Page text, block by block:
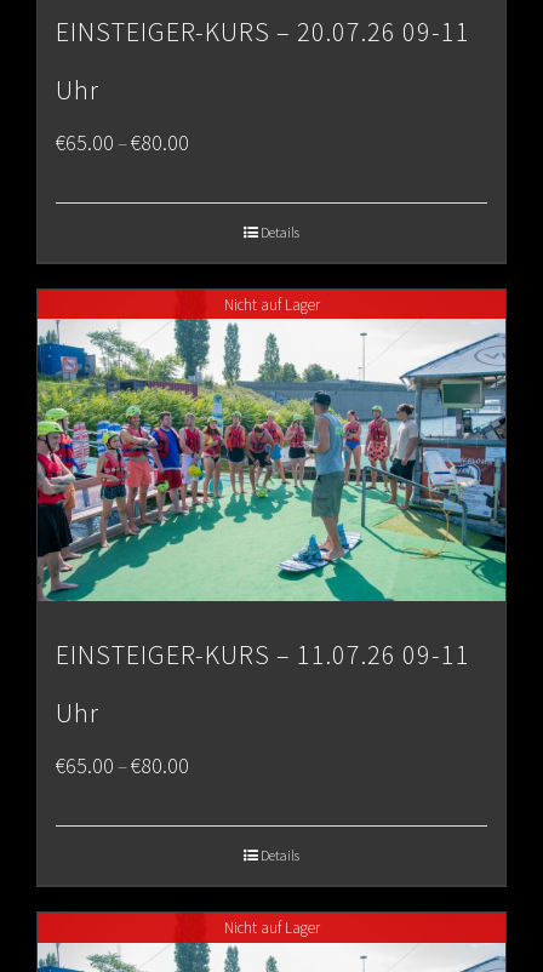
EINSTEIGER-KURS – 20.07.26 09-11
Uhr
€65.00–€80.00
€80.00
Details
Nicht auf Lager
EINSTEIGER-KURS – 11.07.26 09-11
Uhr
€65.00–€80.00
€80.00
Details
Nicht auf Lager